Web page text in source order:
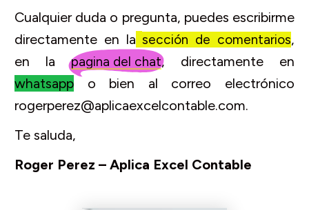
Cualquier duda o pregunta, puedes escribirme
directamente en la sección de comentarios,
en lapagina del chat, directamente en
whatsapp o bien al correo electrónico
rogerperez@aplicaexcelcontable.com.
Te saluda,
Roger Perez – Aplica Excel Contable